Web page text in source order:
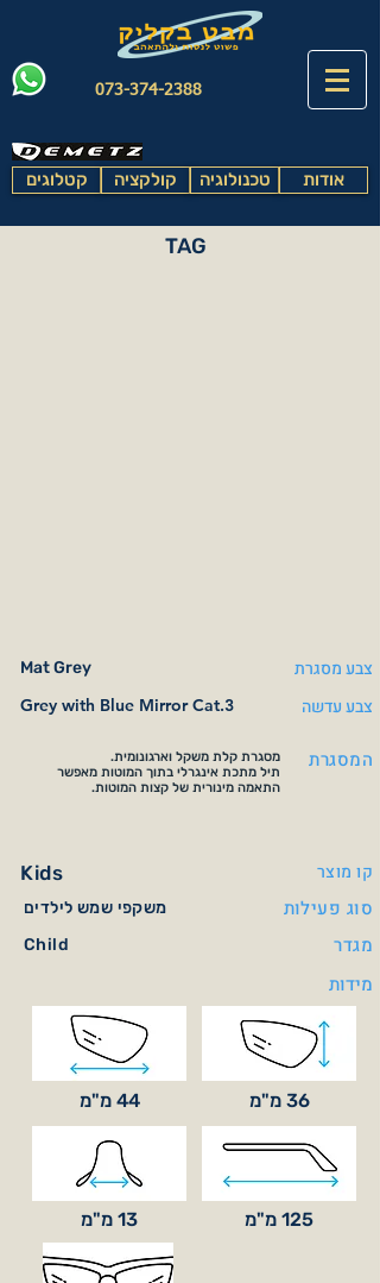
073-374-2388
קטלוגים קולקציה טכנולוגיה אודות
TAG
Mat Grey צבע מסגרת
Grey with Blue Mirror Cat.3 צבע עדשה
מסגרת קלת משקל וארגונומית.
תיל מתכת אינגרלי בתוך המוטות מאפשר
התאמה מינורית של קצות המוטות.
המסגרת
Kids קו מוצר
משקפי שמש לילדים סוג פעילות
Child
מגדר
מידות
44 מ"מ 36 מ"מ
13 מ"מ 125 מ"מ